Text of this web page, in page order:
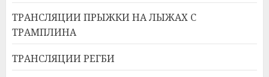
ТРАНСЛЯЦИИ ПРЫЖКИ НА ЛЫЖАХ С
ТРАМПЛИНА
ТРАНСЛЯЦИИ РЕГБИ